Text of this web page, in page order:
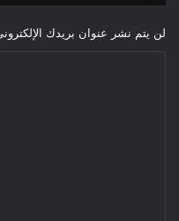
لن يتم نشر عنوان بريدك